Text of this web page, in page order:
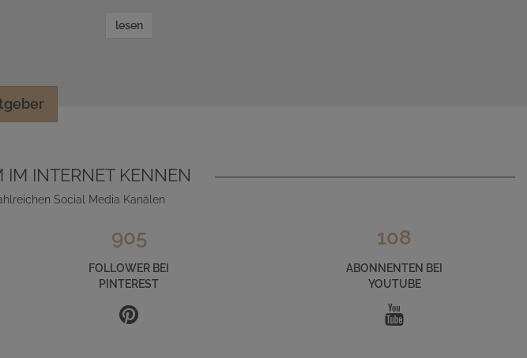
lesen
IM INTERNET KENNEN
Social Media Kanälen
905
FOLLOWER BEI
PINTEREST
108
ABONNENTEN BEI
YOUTUBE